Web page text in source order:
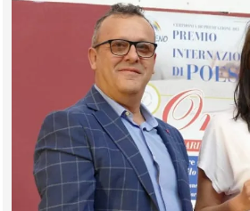
lavori
milioni